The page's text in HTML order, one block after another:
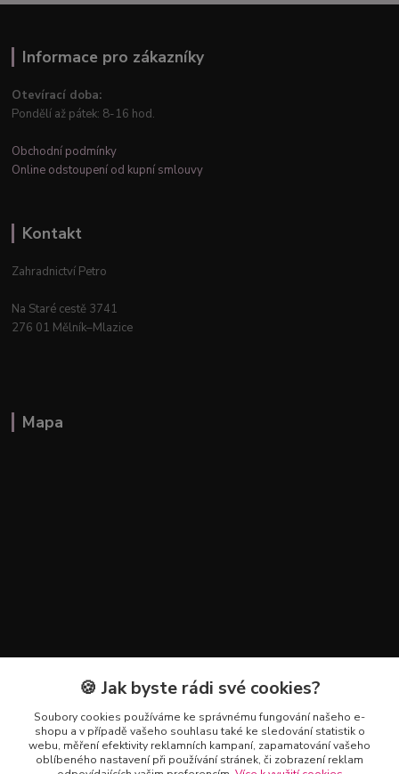
Informace pro zákazníky
Otevírací doba:
Pondělí až pátek: 8-16 hod.
Obchodní podmínky
Online odstoupení od kupní smlouvy
Kontakt
Zahradnictví Petro
Na Staré cestě 3741
276 01 Mělník–Mlazice
Mapa
Kontakty
+420 602 223 614
info@zahradnictvipetro.cz
🍪 Jak byste rádi své cookies?
Soubory cookies používáme ke správnému fungování našeho e-
shopu a v případě vašeho souhlasu také ke sledování statistik o
webu, měření efektivity reklamních kampaní, zapamatování vašeho
oblíbeného nastavení při používání stránek, či zobrazení reklam